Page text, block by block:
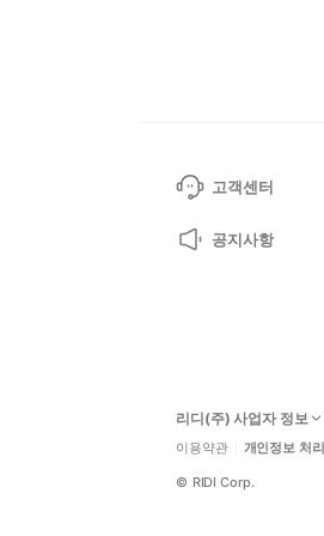
고객센터
공지사항
리디(주) 사업자 정보
이용약관 개인정보 처
© RIDI Corp.